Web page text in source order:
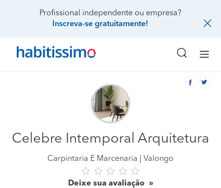
Profissional independente ou empresa?
Inscreva-se gratuitamente!
Celebre Intemporal Arquitetura
Carpintaria E Marcenaria Valongo
Deixe sua avaliação